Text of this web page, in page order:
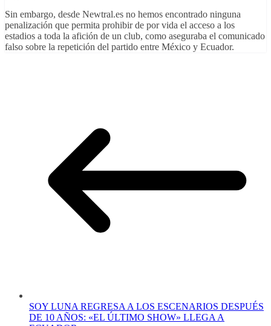
Sin embargo, desde Newtral.es no hemos encontrado ninguna
penalización que permita prohibir de por vida el acceso a los
estadios a toda la afición de un club, como aseguraba el comunicado
falso sobre la repetición del partido entre México y Ecuador.
SOY LUNA REGRESA A LOS ESCENARIOS DESPUÉS
DE 10 AÑOS: «EL ÚLTIMO SHOW» LLEGA A